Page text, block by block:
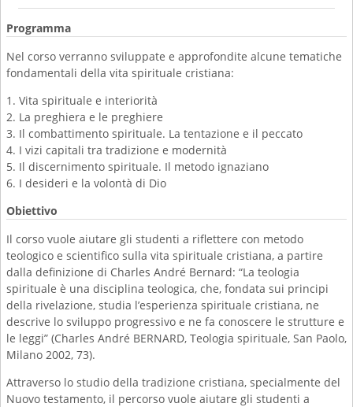
Programma
Nel corso verranno sviluppate e approfondite alcune tematiche
fondamentali della vita spirituale cristiana:
1. Vita spirituale e interiorità
2. La preghiera e le preghiere
3. Il combattimento spirituale. La tentazione e il peccato
4. I vizi capitali tra tradizione e modernità
5. Il discernimento spirituale. Il metodo ignaziano
6. I desideri e la volontà di Dio
Obiettivo
Il corso vuole aiutare gli studenti a riflettere con metodo
teologico e scientifico sulla vita spirituale cristiana, a partire
dalla definizione di Charles André Bernard: “La teologia
spirituale è una disciplina teologica, che, fondata sui principi
della rivelazione, studia l’esperienza spirituale cristiana, ne
descrive lo sviluppo progressivo e ne fa conoscere le strutture e
le leggi” (Charles André BERNARD, Teologia spirituale, San Paolo,
Milano 2002, 73).
Attraverso lo studio della tradizione cristiana, specialmente del
Nuovo testamento, il percorso vuole aiutare gli studenti a